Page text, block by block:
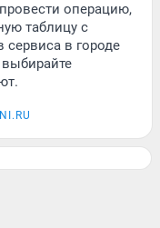
операцию,
таблицу с
сервиса в городе
выбирайте